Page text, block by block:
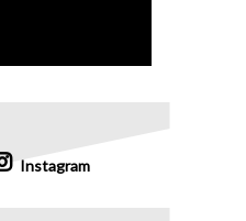
Instagram